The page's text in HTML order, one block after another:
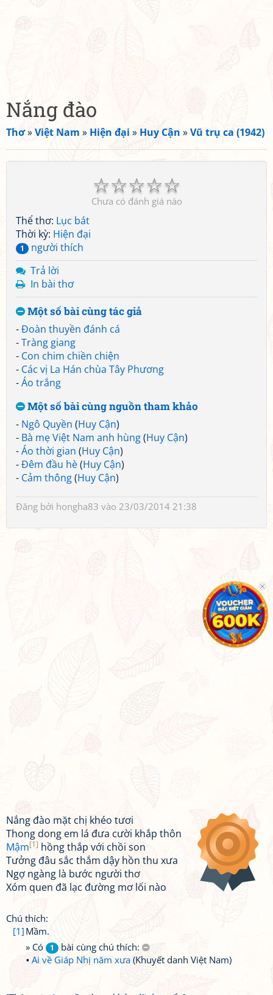
Nắng đào
Thơ»Việt Nam » Hiện đại » Huy Cận »Vũ trụ ca (1942)
☆
☆
☆
☆
☆
Chưa có đánh giá nào
Thể thơ: Lục bát
Thời kỳ: Hiện đại
1
người thích
Trả lời
In bài thơ
Một số bài cùng tác giả
-Đoàn thuyền đánh cá
-Tràng giang
- Con chim chiền chiện
- Các vị La Hán chùa Tây Phương
-Áo trắng
Một số bài cùng nguồn tham khảo
- Ngô Quyền (Huy Cận)
- Bà mẹ Việt Nam anh hùng(Huy Cận)
-Áo thời gian (Huy Cận)
-Đêm đầu hè(Huy Cận)
- Cảm thông(Huy Cận)
Đăng bởi hongha83 vào 23/03/2014 21:38
Nắng đào mặt chị khéo tươi
Thong dong em lá đưa cười khắp thôn
Mậm[1] hồng thắp với chồi son
Tưởng đâu sắc thắm dậy hồn thu xưa
Ngợ ngàng là bước người thơ
Xóm quen đã lạc đường mơ lối nào
Chú thích:
[1] Mầm.
» Có
1
bài cùng chú thích:
Ai về Giáp Nhị năm xưa (Khuyết danh Việt Nam)